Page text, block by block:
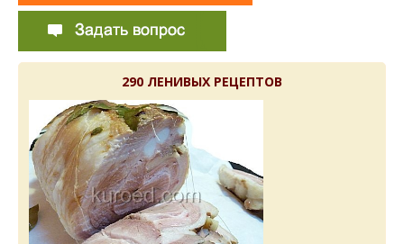
290 ЛЕНИВЫХ РЕЦЕПТОВ